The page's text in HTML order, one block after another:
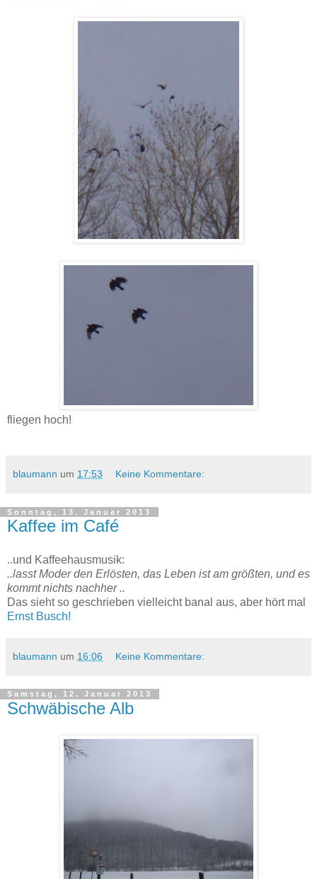
fliegen hoch!
blaumann um 17:53 Keine Kommentare:
Sonntag, 13. Januar 2013
Kaffee im Café
..und Kaffeehausmusik:
..lasst Moder den Erlösten, das Leben ist am größten, und es
kommt nichts nachher ..
Das sieht so geschrieben vielleicht banal aus, aber hört mal
Ernst Busch!
blaumann um 16:06 Keine Kommentare:
Samstag, 12. Januar 2013
Schwäbische Alb